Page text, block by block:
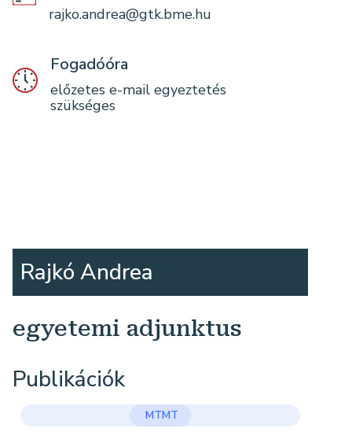
rajko.andrea@gtk.bme.hu
Fogadóóra
előzetes e-mail egyeztetés
szükséges
Rajkó Andrea
egyetemi adjunktus
Publikációk
MTMT